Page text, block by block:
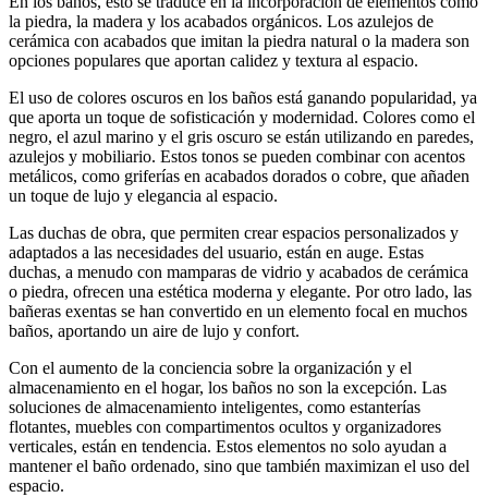
la piedra, la madera y los acabados orgánicos. Los azulejos de
cerámica con acabados que imitan la piedra natural o la madera son
opciones populares que aportan calidez y textura al espacio.
El uso de colores oscuros en los baños está ganando popularidad, ya
que aporta un toque de sofisticación y modernidad. Colores como el
negro, el azul marino y el gris oscuro se están utilizando en paredes,
azulejos y mobiliario. Estos tonos se pueden combinar con acentos
metálicos, como griferías en acabados dorados o cobre, que añaden
un toque de lujo y elegancia al espacio.
Las duchas de obra, que permiten crear espacios personalizados y
adaptados a las necesidades del usuario, están en auge. Estas
duchas, a menudo con mamparas de vidrio y acabados de cerámica
o piedra, ofrecen una estética moderna y elegante. Por otro lado, las
bañeras exentas se han convertido en un elemento focal en muchos
baños, aportando un aire de lujo y confort.
Con el aumento de la conciencia sobre la organización y el
almacenamiento en el hogar, los baños no son la excepción. Las
soluciones de almacenamiento inteligentes, como estanterías
flotantes, muebles con compartimentos ocultos y organizadores
verticales, están en tendencia. Estos elementos no solo ayudan a
mantener el baño ordenado, sino que también maximizan el uso del
espacio.